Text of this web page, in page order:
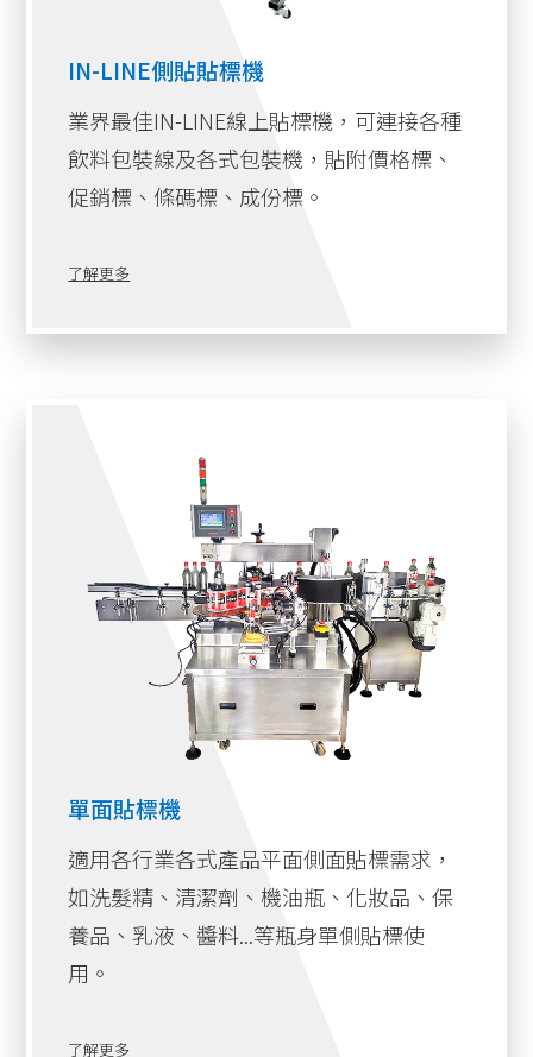
IN-LINE側貼貼標機
業界最佳IN-LINE線上貼標機，可連接各種
飲料包裝線及各式包裝機，貼附價格標、
促銷標、條碼標、成份標。
了解更多
單面貼標機
適用各行業各式產品平面側面貼標需求，
如洗髮精、清潔劑、機油瓶、化妝品、保
養品、乳液、醬料...等瓶身單側貼標使
用。
了解更多